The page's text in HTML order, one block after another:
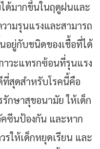
ด้มากขึ้นในฤดูฝนและ
ามรุนแรงและสามารถ
อยู่กับชนิดของเชื้อที่ได้
าวะแทรกซ้อนที่รุนแรง
ที่สุดสำหรับโรคนี้คือ
กษาสุขอนามัย ให้เด็ก
คซีนป้องกัน และหาก
รให้เด็กหยุดเรียน และ